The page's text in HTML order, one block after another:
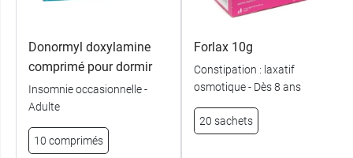
Donormyl doxylamine
comprimé pour dormir
Insomnie occasionnelle -
Adulte
10 comprimés
Forlax 10g
Constipation : laxatif
osmotique - Dès 8 ans
20 sachets